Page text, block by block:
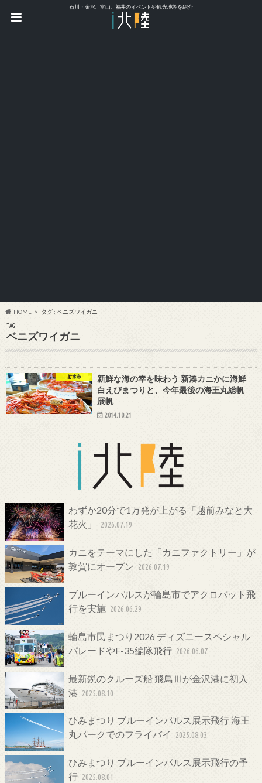
石川・金沢、富山、福井のイベントや観光地等を紹介
HOME タグ : ベニズワイガニ
TAG
ベニズワイガニ
射水市
新鮮な海の幸を味わう 新湊カニかに海鮮
白えびまつりと、今年最後の海王丸総帆
展帆
2014.10.21
わずか20分で1万発が上がる「越前みなと大
花火」
2026.07.19
カニをテーマにした「カニファクトリー」が
敦賀にオープン 2026.07.19
ブルーインパルスが輪島市でアクロバット飛
行を実施 2026.06.29
輪島市民まつり2026 ディズニースペシャル
パレードやF-35編隊飛行 2026.06.07
最新鋭のクルーズ船 飛鳥Ⅲが金沢港に初入
港 2025.08.10
ひみまつり ブルーインパルス展示飛行 海王
丸パークでのフライバイ
2025.08.03
ひみまつり ブルーインパルス展示飛行の予
行 2025.08.01